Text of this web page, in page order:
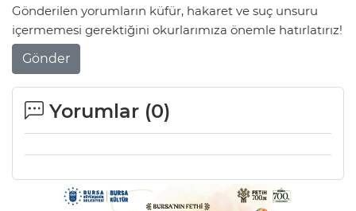
Gönderilen yorumların küfür, hakaret ve suç unsuru
içermemesi gerektiğini okurlarımıza önemle hatırlatırız!
Gönder
Yorumlar (0)